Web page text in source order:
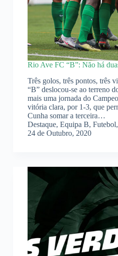
Rio Ave FC “B”: Não há
Três golos, três pontos, três
“B” deslocou-se ao terreno
mais uma jornada do
vitória clara, por 1-3, que
Cunha somar a terceira…
Destaque, Equipa B, Futebol,
24 de Outubro, 2020